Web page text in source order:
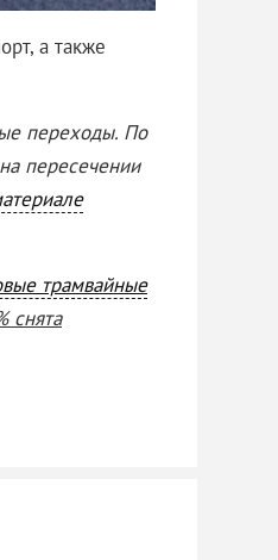
а также
переходы. По
пересечении
трамвайные
снята